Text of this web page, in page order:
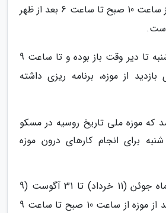
این موزه در مجموع از ساعت 10 صبح تا ساعت 6 بعد از ظهر
است.
در روز های آدینه و شنبه تا دیر وقت باز بوده و تا ساعت 9
از موزه، برنامه ریزی داشته
که موزه ملی تاریخ روسیه در مسکو
برای انجام کارهای درون موزه
همچنین از روز یکم ماه جوئن (11 خرداد) تا 31 آگوست (9
شهریور) ساعات بازدید از موزه از ساعت 10 صبح تا ساعت 9